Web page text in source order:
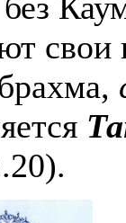
свои